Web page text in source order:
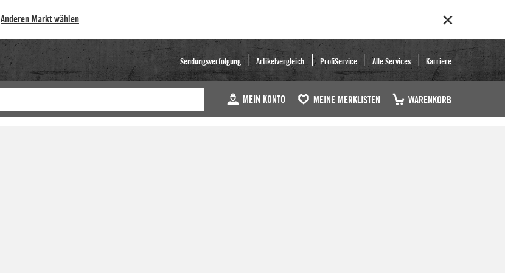
Anderen Markt wählen
Sendungsverfolgung Artikelvergleich ProfiService Alle Services Karriere
MEIN KONTO MEINE MERKLISTEN WARENKORB